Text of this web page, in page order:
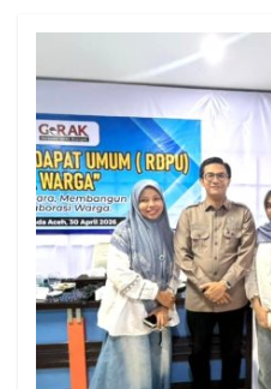
PUBLIKASI
TENTANG KAMI